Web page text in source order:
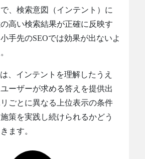
、検索意図（インテント）に
高い検索結果が正確に反映す
手先のSEOでは効果が出ないよ
、インテントを理解したうえ
ーザーが求める答えを提供出
ごとに異なる上位表示の条件
策を実践し続けられるかどう
ます。